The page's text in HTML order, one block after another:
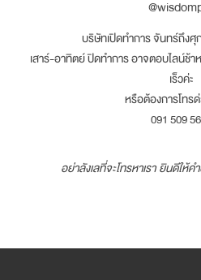
บริษัทเปิดทำการ จันทร์ถึง
เสาร์-อาทิตย์ ปิดทำการ อาจตอบไลน์ช้
เร็วค่ะ
หรือต้องการโทร
091 509
อย่าลังเลที่จะโทรหาเรา ยินดีให้